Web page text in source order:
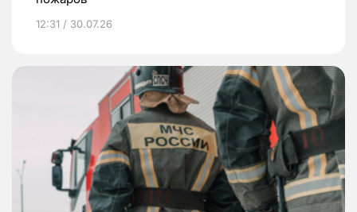
12:31 / 30.07.26